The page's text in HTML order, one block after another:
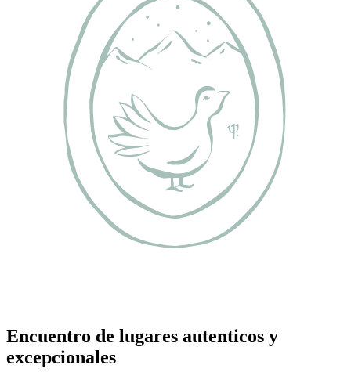
Encuentro de lugares autenticos y
excepcionales